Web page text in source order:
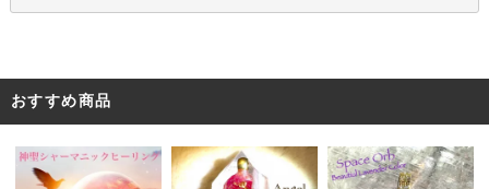
おすすめ商品